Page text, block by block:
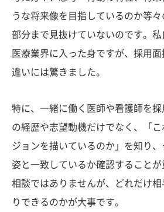
うな将来像を目指しているのか等
部分まで見抜けていないのです。
医療業界に入った身ですが、採用
違いには驚きました。
特に、一緒に働く医師や看護師を
の経歴や志望動機だけでなく、「
ジョンを描いているのか」を知り
姿と一致しているか確認すること
相談ではありませんが、どれだけ
りできるのかが大事です。